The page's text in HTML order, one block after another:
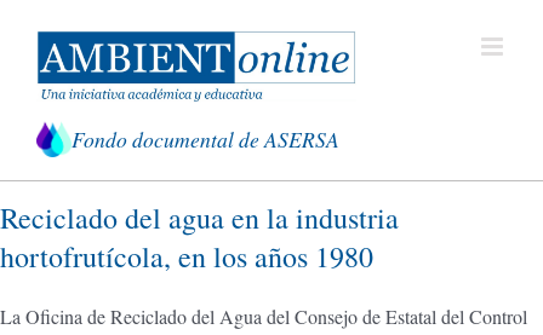
contenido
Fondo documental de ASERSA
Reciclado del agua en la industria
hortofrutícola, en los años 1980
La Oficina de Reciclado del Agua del Consejo de Estatal del Control